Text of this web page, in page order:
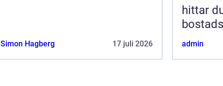
Simon Hagberg 17 juli 2026
hittar
admin